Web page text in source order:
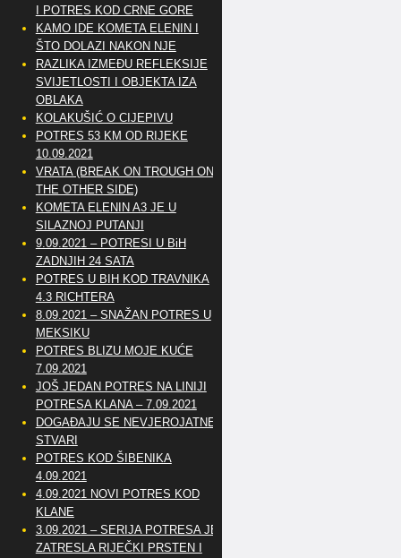
I POTRES KOD CRNE GORE
KAMO IDE KOMETA ELENIN I
ŠTO DOLAZI NAKON NJE
RAZLIKA IZMEĐU REFLEKSIJE
SVIJETLOSTI I OBJEKTA IZA
OBLAKA
KOLAKUŠIĆ O CIJEPIVU
POTRES 53 KM OD RIJEKE
10.09.2021
VRATA (BREAK ON TROUGH ON
THE OTHER SIDE)
KOMETA ELENIN A3 JE U
SILAZNOJ PUTANJI
9.09.2021 – POTRESI U BiH
ZADNJIH 24 SATA
POTRES U BIH KOD TRAVNIKA
4.3 RICHTERA
8.09.2021 – SNAŽAN POTRES U
MEKSIKU
POTRES BLIZU MOJE KUĆE
7.09.2021
JOŠ JEDAN POTRES NA LINIJI
POTRESA KLANA – 7.09.2021
DOGAĐAJU SE NEVJEROJATNE
STVARI
POTRES KOD ŠIBENIKA
4.09.2021
4.09.2021 NOVI POTRES KOD
KLANE
3.09.2021 – SERIJA POTRESA JE
ZATRESLA RIJEČKI PRSTEN I